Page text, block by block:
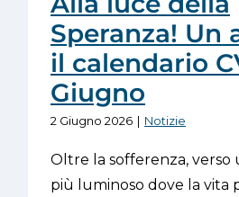
Speranza! Un
il calendario
Giugno
2 Giugno 2026 | Notizie
Oltre la sofferenza, verso
più luminoso dove la vita